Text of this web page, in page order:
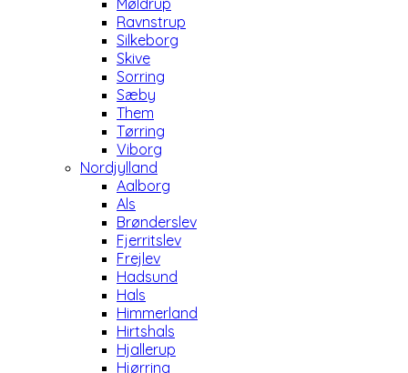
Møldrup
Ravnstrup
Silkeborg
Skive
Sorring
Sæby
Them
Tørring
Viborg
Nordjylland
Aalborg
Als
Brønderslev
Fjerritslev
Frejlev
Hadsund
Hals
Himmerland
Hirtshals
Hjallerup
Hjørring